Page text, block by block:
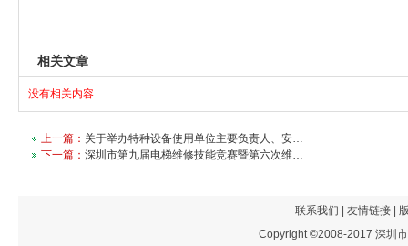
相关文章
没有相关内容
上一篇： 关于举办特种设备使用单位主要负责人、安…
下一篇： 深圳市第九届电梯维修技能竞赛暨第六次维…
联系我们 友情链接|
Copyright ©2008-2017 深圳